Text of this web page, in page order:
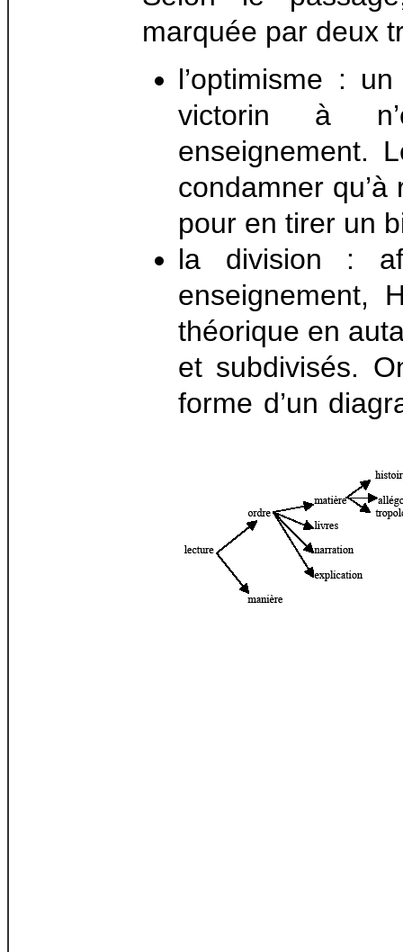
marquée par deux
l’optimisme :
victorin à
enseignement.
condamner
pour en tirer un
la division :
enseignement,
théorique en
et subdivisés.
forme d’un